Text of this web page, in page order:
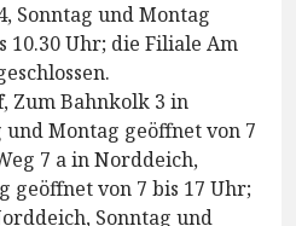
Sonntag und Montag
10.30 Uhr; die Filiale Am
, Zum Bahnkolk 3 in
Montag geöffnet von 7
7 a in Norddeich,
geöffnet von 7 bis 17 Uhr;
Sonntag und